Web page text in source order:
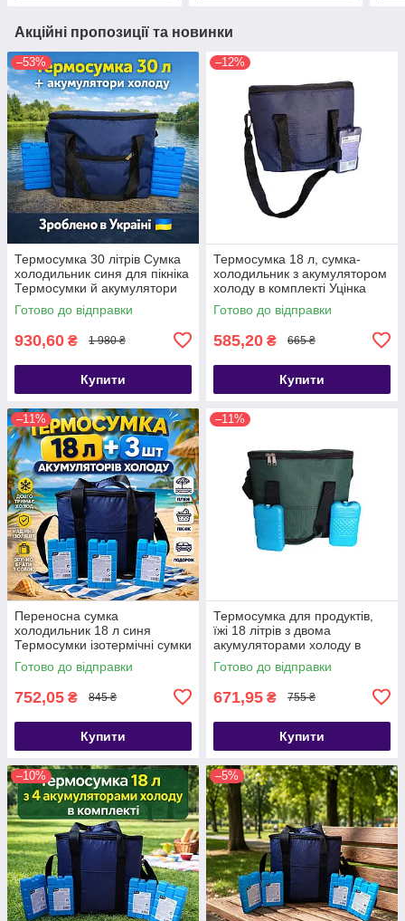
Акційні пропозиції та новинки
–53%
Термосумка 30 літрів Сумка
холодильник синя для пікніка
Термосумки й акумулятори
холоду
Готово до відправки
930,60 ₴ 1 980 ₴
Купити
–12%
Термосумка 18 л, сумка-
холодильник з акумулятором
холоду в комплекті Уцінка
Готово до відправки
585,20 ₴ 665 ₴
Купити
–11%
Переносна сумка
холодильник 18 л синя
Термосумки ізотермічні сумки
з акумуляторами холоду
Готово до відправки
752,05 ₴ 845 ₴
Купити
–11%
Термосумка для продуктів,
їжі 18 літрів з двома
акумуляторами холоду в
комплекті
Готово до відправки
671,95 ₴ 755 ₴
Купити
–10% –5%